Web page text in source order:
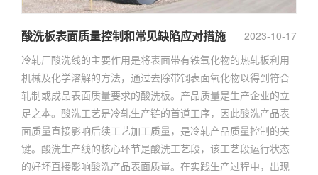
2023-10-17
酸洗板表面质量控制和常见缺陷应对措施
冷轧厂酸洗线的主要作用是将表面带有铁氧化物的热轧板利用
机械及化学溶解的方法，通过去除带钢表面氧化物以得到符合
轧制或成品表面质量要求的酸洗板。产品质量是生产企业的立
足之本。酸洗工艺是冷轧生产链的首道工序，因此酸洗产品表
面质量直接影响后续工艺加工质量，是冷轧产品质量控制的关
键。酸洗生产线的核心环节是酸洗工艺段，该工艺段运行状态
的好坏直接影响酸洗产品表面质量。在实践生产过程中，出现